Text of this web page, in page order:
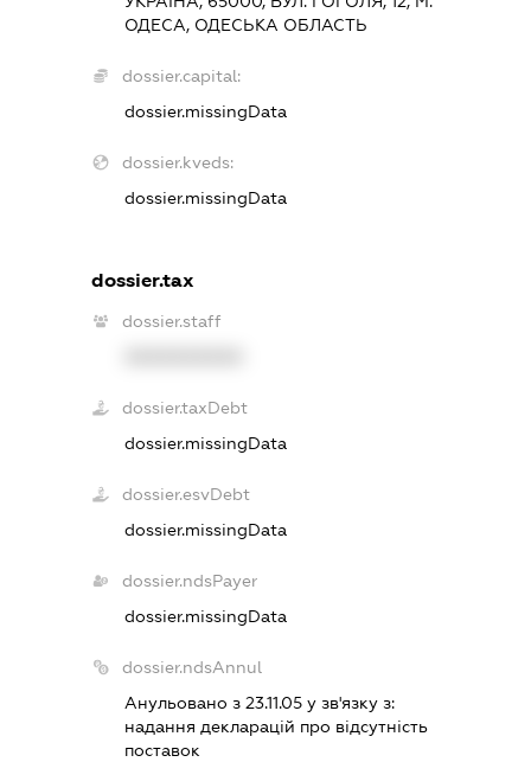
ОДЕСА, ОДЕСЬКА ОБЛАСТЬ
dossier.capital:
dossier.missingData
dossier.kveds:
dossier.missingData
dossier.tax
dossier.staff
dossier.taxDebt
dossier.missingData
dossier.esvDebt
dossier.missingData
dossier.ndsPayer
dossier.missingData
dossier.ndsAnnul
Анульовано з 23.11.05 у зв'язку з:
надання декларацiй про вiдсутнiсть
поставок